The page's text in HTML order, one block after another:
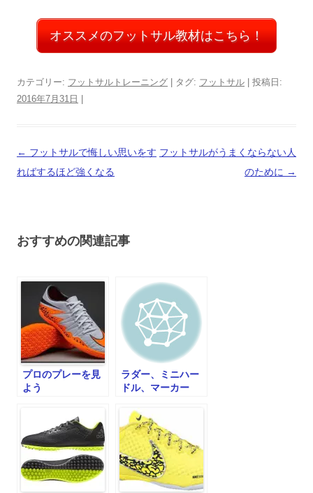
オススメのフットサル教材はこちら！
カテゴリー: フットサルトレーニング | タグ: フットサル | 投稿日:
2016年7月31日
投
稿
ー
← フットサルで悔しい思いをす
ればするほど強くなる
フットサルがうまくならない人
のために →
おすすめの関連記事
プロのプレーを見
よう
ラダー、ミニハー
ドル、マーカー